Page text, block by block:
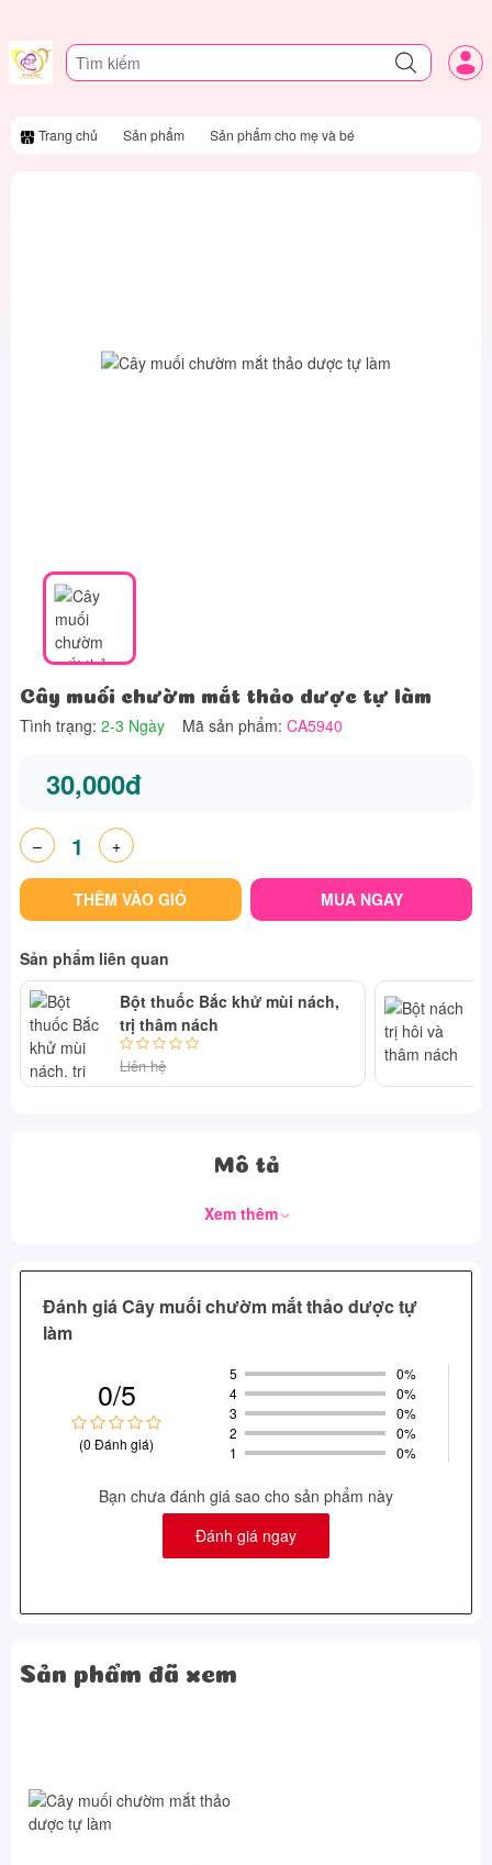
Trang chủ Sản phẩm Sản phẩm cho mẹ và bé
Cây muối chườm mắt thảo dược tự làm
Tình trạng: 2-3 Ngày Mã sản phẩm: CA5940
30,000đ
– +
THÊM VÀO GIỎ MUA NGAY
Sản phẩm liên quan
Bột thuốc Bắc khử mùi nách,
trị thâm nách
Liên hệ
Mô tả
Xem thêm
Đánh giá Cây muối chườm mắt thảo dược tự
làm
0/5
(0 Đánh giá)
5
0%
4
0%
3
0%
2
0%
1
0%
Bạn chưa đánh giá sao cho sản phẩm này
Đánh giá ngay
Sản phẩm đã xem